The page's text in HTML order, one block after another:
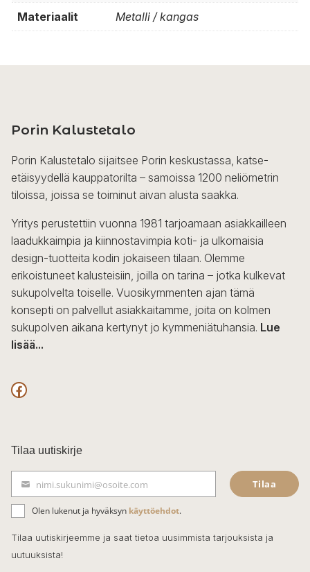
Materiaalit Metalli / kangas
Porin Kalustetalo
Porin Kalustetalo sijaitsee Porin keskustassa, katse-
etäisyydellä kauppatorilta – samoissa 1200 neliömetrin
tiloissa, joissa se toiminut aivan alusta saakka.
Yritys perustettiin vuonna 1981 tarjoamaan asiakkailleen
laadukkaimpia ja kiinnostavimpia koti- ja ulkomaisia
design-tuotteita kodin jokaiseen tilaan. Olemme
erikoistuneet kalusteisiin, joilla on tarina – jotka kulkevat
sukupolvelta toiselle. Vuosikymmenten ajan tämä
konsepti on palvellut asiakkaitamme, joita on kolmen
sukupolven aikana kertynyt jo kymmeniätuhansia. Lue
lisää...
F
c
e
b
o
o
k
Tilaa uutiskirje
ä
h
k
nimi.sukunimi@osoite.com Tilaa
Olen lukenut ja hyväksyn käyttöehdot.
Tilaa uutiskirjeemme ja saat tietoa uusimmista tarjouksista ja
uutuuksista!